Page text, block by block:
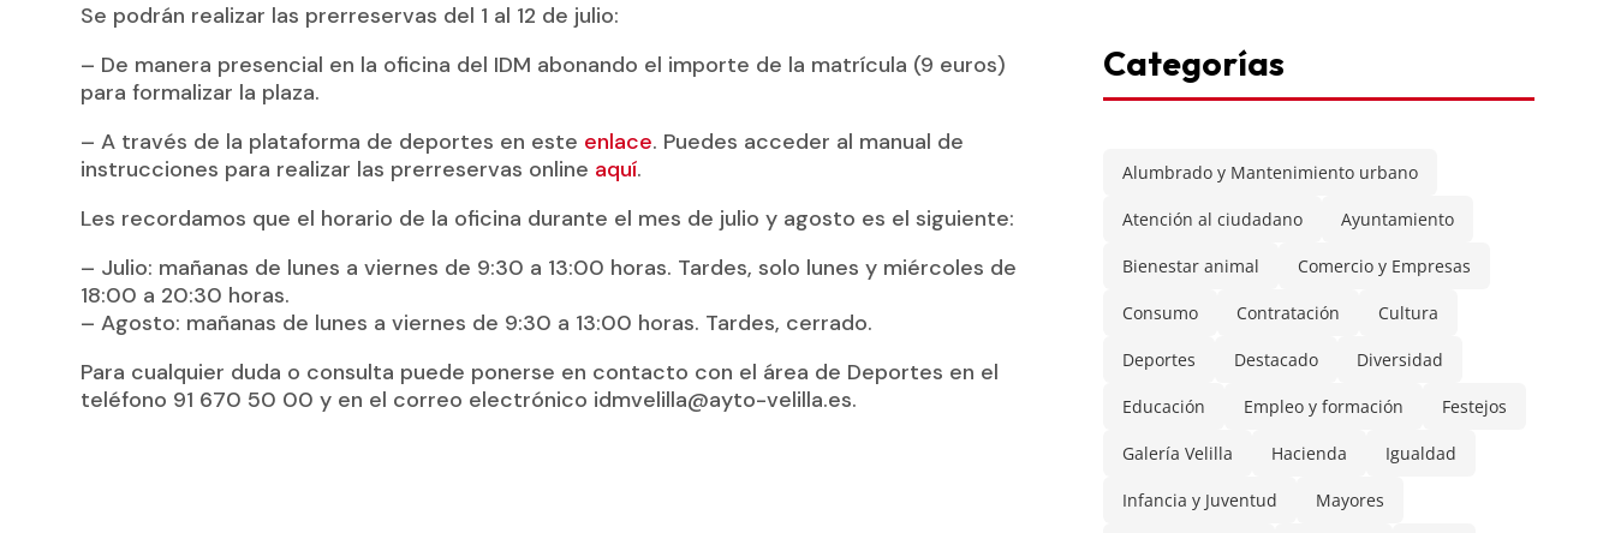
Se podrán realizar las prerreservas del 1 al 12 de julio:
– De manera presencial en la oficina del IDM abonando el importe de la matrícula (9 euros)
para formalizar la plaza.
– A través de la plataforma de deportes en este enlace. Puedes acceder al manual de
instrucciones para realizar las prerreservas online aquí.
Les recordamos que el horario de la oficina durante el mes de julio y agosto es el siguiente:
– Julio: mañanas de lunes a viernes de 9:30 a 13:00 horas. Tardes, solo lunes y miércoles de
18:00 a 20:30 horas.
– Agosto: mañanas de lunes a viernes de 9:30 a 13:00 horas. Tardes, cerrado.
Para cualquier duda o consulta puede ponerse en contacto con el área de Deportes en el
teléfono 91 670 50 00 y en el correo electrónico idmvelilla@ayto-velilla.es.
Categorías
Alumbrado y Mantenimiento urbano
Atención al ciudadano Ayuntamiento
Bienestar animal Comercio y Empresas
Consumo Contratación Cultura
Deportes Destacado Diversidad
Educación Empleo y formación Festejos
Galería Velilla Hacienda Igualdad
Infancia y Juventud Mayores